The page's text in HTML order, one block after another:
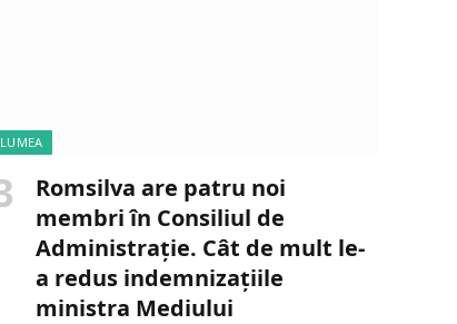
LUMEA
Romsilva are patru noi
membri în Consiliul de
Administrație. Cât de mult le-
a redus indemnizațiile
ministra Mediului